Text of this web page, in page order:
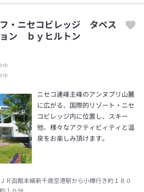
・ニセコビレッジ タペス
ョン ｂｙヒルトン
中
中
ニセコ連峰主峰のアンヌプリ山麓
に広がる、国際的リゾート・ニセ
コビレッジ内に位置し、スキー
他、様々なアクティビィティと温
泉をお楽しみ頂けます。
Ｒ函館本線新千歳空港駅から小樽行き約１８０